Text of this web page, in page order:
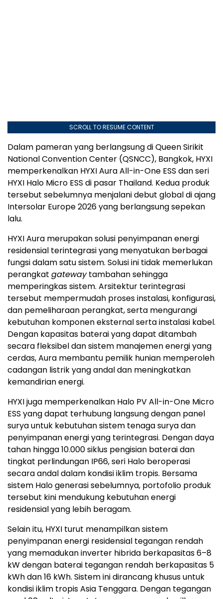
SCROLL TO RESUME CONTENT
Dalam pameran yang berlangsung di Queen Sirikit
National Convention Center (QSNCC), Bangkok, HYXI
memperkenalkan HYXI Aura All-in-One ESS dan seri
HYXI Halo Micro ESS di pasar Thailand. Kedua produk
tersebut sebelumnya menjalani debut global di ajang
Intersolar Europe 2026 yang berlangsung sepekan
lalu.
HYXI Aura merupakan solusi penyimpanan energi
residensial terintegrasi yang menyatukan berbagai
fungsi dalam satu sistem. Solusi ini tidak memerlukan
perangkat gatewaytambahan sehingga
memperingkas sistem. Arsitektur terintegrasi
tersebut mempermudah proses instalasi, konfigurasi,
dan pemeliharaan perangkat, serta mengurangi
kebutuhan komponen eksternal serta instalasi kabel.
Dengan kapasitas baterai yang dapat ditambah
secara fleksibel dan sistem manajemen energi yang
cerdas, Aura membantu pemilik hunian memperoleh
cadangan listrik yang andal dan meningkatkan
kemandirian energi.
HYXI juga memperkenalkan Halo PV All-in-One Micro
ESS yang dapat terhubung langsung dengan panel
surya untuk kebutuhan sistem tenaga surya dan
penyimpanan energi yang terintegrasi. Dengan daya
tahan hingga 10.000 siklus pengisian baterai dan
tingkat perlindungan IP66, seri Halo beroperasi
secara andal dalam kondisi iklim tropis. Bersama
sistem Halo generasi sebelumnya, portofolio produk
tersebut kini mendukung kebutuhan energi
residensial yang lebih beragam.
Selain itu, HYXI turut menampilkan sistem
penyimpanan energi residensial tegangan rendah
yang memadukan inverter hibrida berkapasitas 6–8
kW dengan baterai tegangan rendah berkapasitas 5
kWh dan 16 kWh. Sistem ini dirancang khusus untuk
kondisi iklim tropis Asia Tenggara. Dengan tegangan